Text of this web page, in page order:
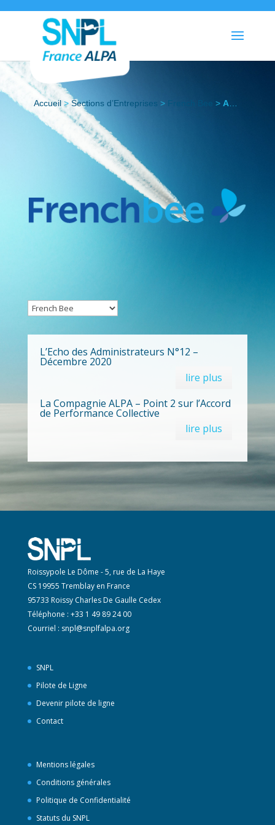
Accueil>Sections d’Entreprises > French Bee > Actualités
L’Echo des Administrateurs N°12 –
Décembre 2020
lire plus
La Compagnie ALPA – Point 2 sur l’Accord
de Performance Collective
lire plus
Roissypole Le Dôme - 5, rue de La Haye
CS 19955 Tremblay en France
95733 Roissy Charles De Gaulle Cedex
Téléphone : +33 1 49 89 24 00
Courriel : snpl@snplfalpa.org
SNPL
Pilote de Ligne
Devenir pilote de ligne
Contact
Mentions légales
Conditions générales
Politique de Confidentialité
Statuts du SNPL